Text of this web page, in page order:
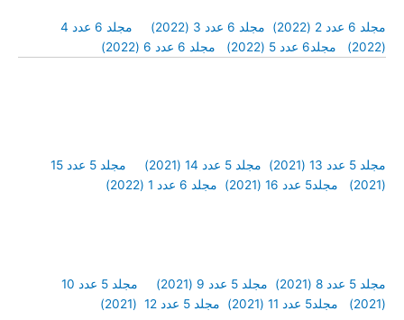
مجلد 6 عدد 2 (2022) مجلد 6 عدد 3 (2022)
مجلد 6 عدد 4
(2022)
مجلد6 عدد 5 (2022) مجلد 6 عدد 6 (2022)
مجلد 5 عدد 13 (2021) مجلد 5 عدد 14 (2021)
مجلد 5 عدد 15
(2021)
مجلد5 عدد 16 (2021) مجلد 6 عدد 1 (2022)
مجلد 5 عدد 8 (2021) مجلد 5 عدد 9 (2021)
مجلد 5 عدد 10
(2021)
مجلد5 عدد 11 (2021) مجلد 5 عدد 12 (2021)